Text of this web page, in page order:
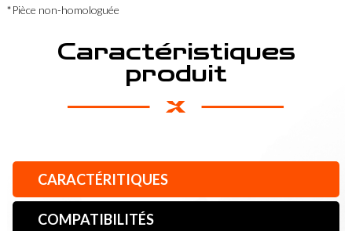
*Pièce non-homologuée
Caractéristiques
produit
CARACTÉRITIQUES
COMPATIBILITÉS